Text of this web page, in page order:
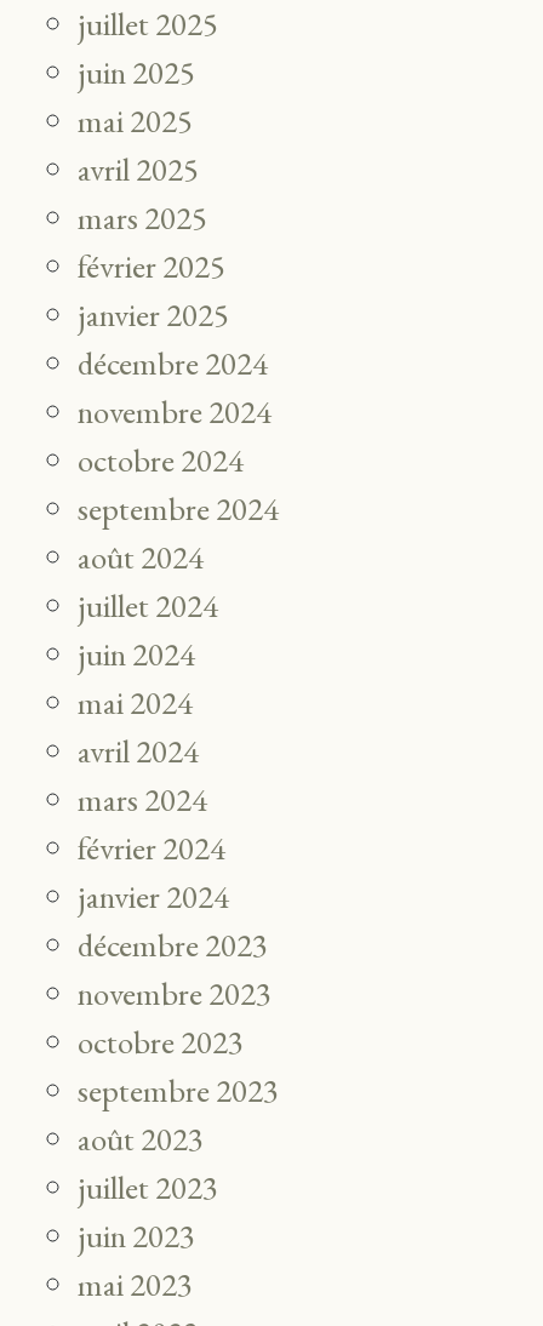
juillet 2025
juin 2025
mai 2025
avril 2025
mars 2025
février 2025
janvier 2025
décembre 2024
novembre 2024
octobre 2024
septembre 2024
août 2024
juillet 2024
juin 2024
mai 2024
avril 2024
mars 2024
février 2024
janvier 2024
décembre 2023
novembre 2023
octobre 2023
septembre 2023
août 2023
juillet 2023
juin 2023
mai 2023